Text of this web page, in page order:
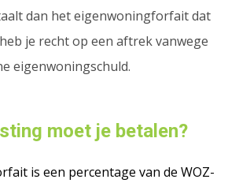
dan het eigenwoningforfait dat
je recht op een aftrek vanwege
eigenwoningschuld.
moet je betalen?
is een percentage van de WOZ-